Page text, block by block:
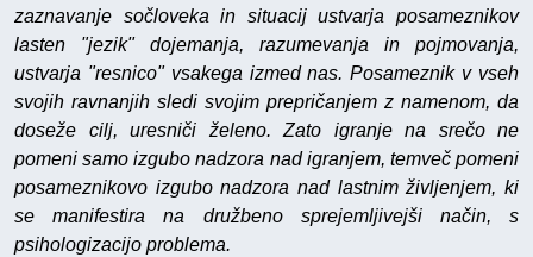
zaznavanje sočloveka in situacij ustvarja posameznikov
lasten "jezik" dojemanja, razumevanja in pojmovanja,
ustvarja "resnico" vsakega izmed nas. Posameznik v vseh
svojih ravnanjih sledi svojim prepričanjem z namenom, da
doseže cilj, uresniči želeno. Zato igranje na srečo ne
pomeni samo izgubo nadzora nad igranjem, temveč pomeni
posameznikovo izgubo nadzora nad lastnim življenjem, ki
se manifestira na družbeno sprejemljivejši način, s
psihologizacijo problema.